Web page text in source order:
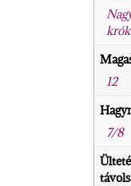
12
7/8